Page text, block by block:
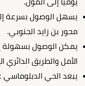
يوميًا إلى المول.
محور بن زايد الجنوبي.
يمكن الوصول بسهولة
الأمل والطريق الدائري
يبعد الحي الدبلوماسي عن